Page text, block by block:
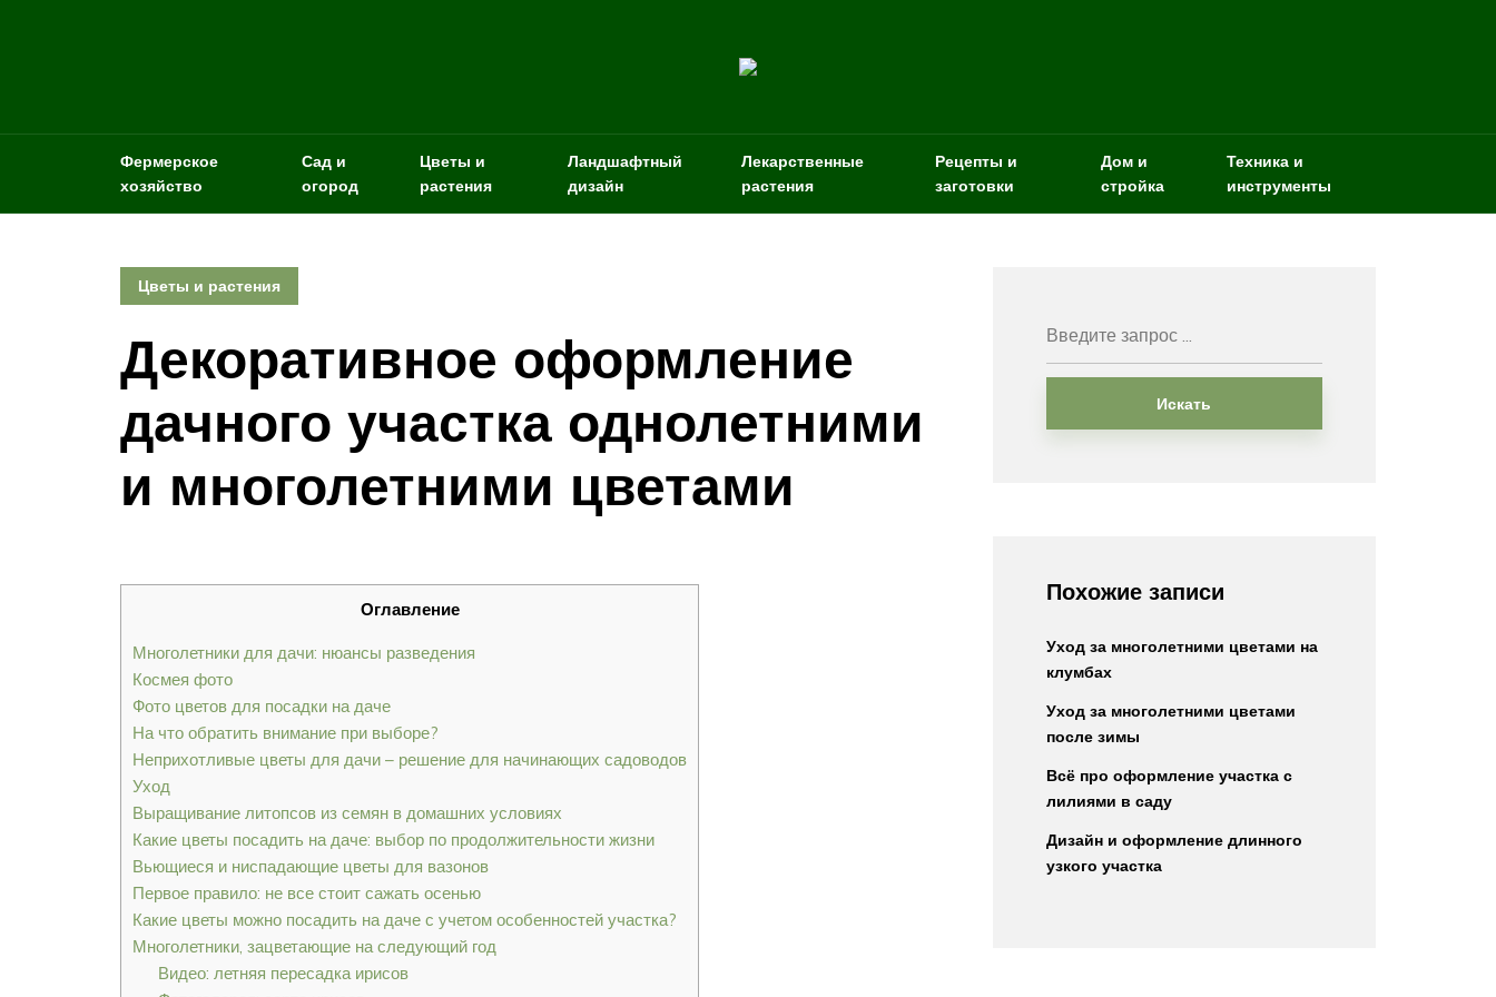
Фермерское
хозяйство
Сад и
огород
Цветы и
растения
Ландшафтный
дизайн
Лекарственные
растения
Рецепты и
заготовки
Дом и
стройка
Техника и
инструменты
Цветы и растения
Декоративное оформление
дачного участка однолетними
и многолетними цветами
Оглавление
Многолетники для дачи: нюансы разведения
Космея фото
Фото цветов для посадки на даче
На что обратить внимание при выборе?
Неприхотливые цветы для дачи – решение для начинающих садоводов
Уход
Выращивание литопсов из семян в домашних условиях
Какие цветы посадить на даче: выбор по продолжительности жизни
Вьющиеся и ниспадающие цветы для вазонов
Первое правило: не все стоит сажать осенью
Какие цветы можно посадить на даче с учетом особенностей участка?
Многолетники, зацветающие на следующий год
Видео: летняя пересадка ирисов
Искать
Похожие записи
Уход за многолетними цветами на
клумбах
Уход за многолетними цветами
после зимы
Всё про оформление участка с
лилиями в саду
Дизайн и оформление длинного
узкого участка